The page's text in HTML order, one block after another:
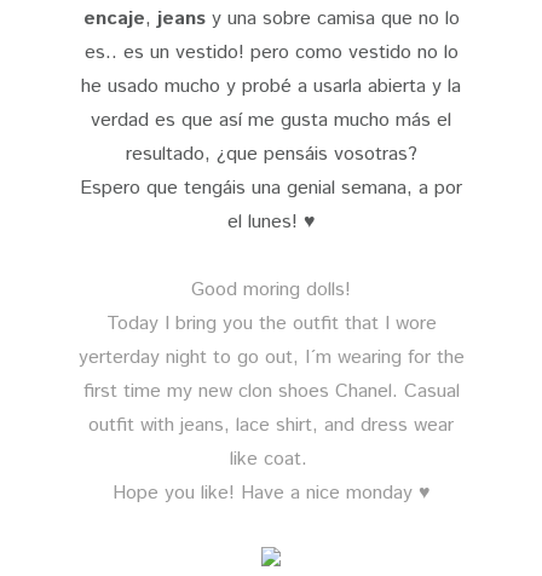
encaje,jeansy una sobre camisa que no lo
es.. es un vestido! pero como vestido no lo
he usado mucho y probé a usarla abierta y la
verdad es que así me gusta mucho más el
resultado, ¿que pensáis vosotras?
Espero que tengáis una genial semana, a por
el lunes! ♥
Good moring dolls!
Today I bring you the outfit that I wore
yerterday night to go out, I´m wearing for the
first time my new clon shoes Chanel. Casual
outfit with jeans, lace shirt, and dress wear
like coat.
Hope you like! Have a nice monday ♥